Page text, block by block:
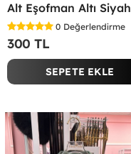
Alt Eşofman Altı Siyah
0 Değerlendirme
300 TL
SEPETE EKLE